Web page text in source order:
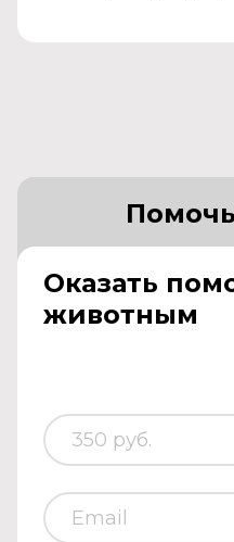
Оказать
животным